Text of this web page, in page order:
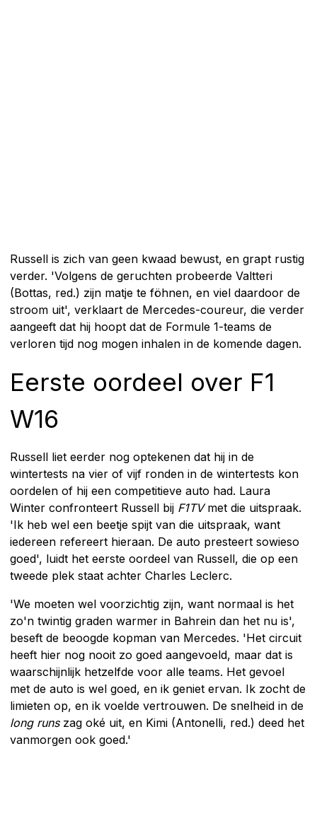
Russell is zich van geen kwaad bewust, en grapt rustig
verder. 'Volgens de geruchten probeerde Valtteri
(Bottas, red.) zijn matje te föhnen, en viel daardoor de
stroom uit', verklaart de Mercedes-coureur, die verder
aangeeft dat hij hoopt dat de Formule 1-teams de
verloren tijd nog mogen inhalen in de komende dagen.
Eerste oordeel over F1
W16
Russell liet eerder nog optekenen dat hij in de
wintertests na vier of vijf ronden in de wintertests kon
oordelen of hij een competitieve auto had. Laura
Winter confronteert Russell bij F1TVmet die uitspraak.
'Ik heb wel een beetje spijt van die uitspraak, want
iedereen refereert hieraan. De auto presteert sowieso
goed', luidt het eerste oordeel van Russell, die op een
tweede plek staat achter Charles Leclerc.
'We moeten wel voorzichtig zijn, want normaal is het
zo'n twintig graden warmer in Bahrein dan het nu is',
beseft de beoogde kopman van Mercedes. 'Het circuit
heeft hier nog nooit zo goed aangevoeld, maar dat is
waarschijnlijk hetzelfde voor alle teams. Het gevoel
met de auto is wel goed, en ik geniet ervan. Ik zocht de
limieten op, en ik voelde vertrouwen. De snelheid in de
long runszag oké uit, en Kimi (Antonelli, red.) deed het
vanmorgen ook goed.'